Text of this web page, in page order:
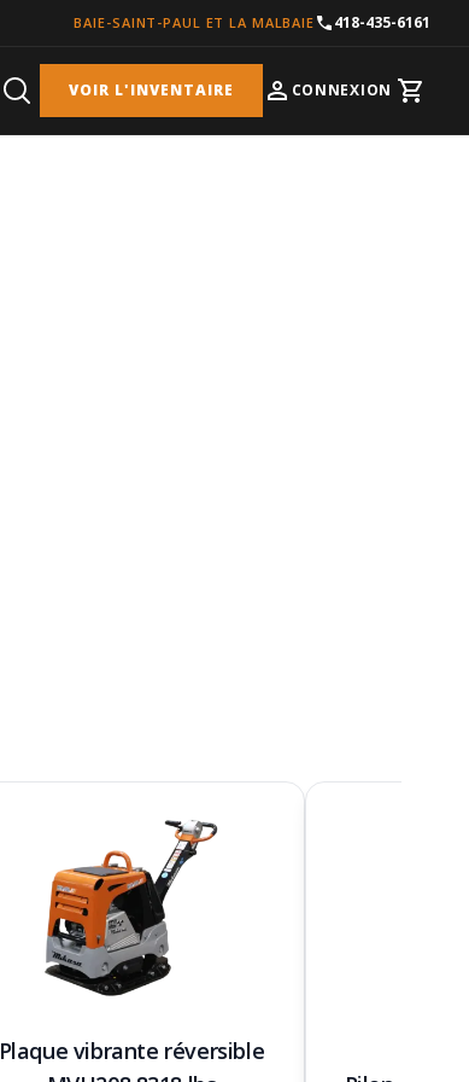
BAIE-SAINT-PAUL ET LA MALBAIE 418-435-6161
VOIR L'INVENTAIRE CONNEXION Cart
Plaque vibrante réversible